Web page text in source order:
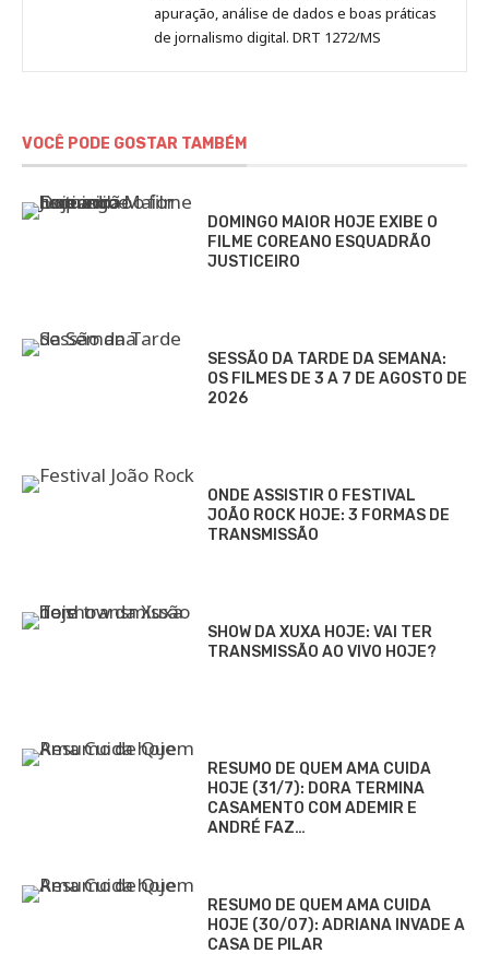
apuração, análise de dados e boas práticas
de jornalismo digital. DRT 1272/MS
VOCÊ PODE GOSTAR TAMBÉM
DOMINGO MAIOR HOJE EXIBE O
FILME COREANO ESQUADRÃO
JUSTICEIRO
SESSÃO DA TARDE DA SEMANA:
OS FILMES DE 3 A 7 DE AGOSTO DE
2026
ONDE ASSISTIR O FESTIVAL
JOÃO ROCK HOJE: 3 FORMAS DE
TRANSMISSÃO
SHOW DA XUXA HOJE: VAI TER
TRANSMISSÃO AO VIVO HOJE?
RESUMO DE QUEM AMA CUIDA
HOJE (31/7): DORA TERMINA
CASAMENTO COM ADEMIR E
ANDRÉ FAZ…
RESUMO DE QUEM AMA CUIDA
HOJE (30/07): ADRIANA INVADE A
CASA DE PILAR